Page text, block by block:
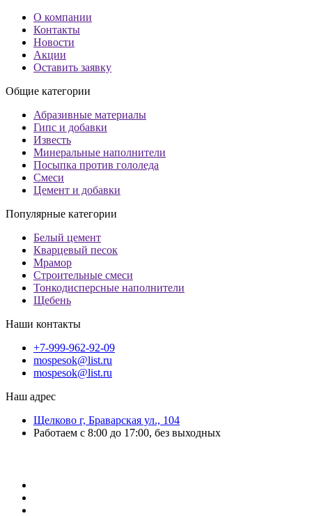
О компании
Контакты
Новости
Акции
Оставить заявку
Общие категории
Абразивные материалы
Гипс и добавки
Известь
Минеральные наполнители
Посыпка против гололеда
Смеси
Цемент и добавки
Популярные категории
Белый цемент
Кварцевый песок
Мрамор
Строительные смеси
Тонкодисперсные наполнители
Щебень
Наши контакты
+7-999-962-92-09
mospesok@list.ru
mospesok@list.ru
Наш адрес
Щелково г, Браварская ул., 104
Работаем с 8:00 до 17:00, без выходных